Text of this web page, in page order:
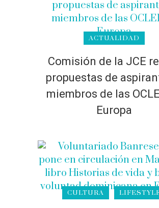
ACTUALIDAD
Comisión de la JCE
propuestas de
miembros de las
Europa
CULTURA